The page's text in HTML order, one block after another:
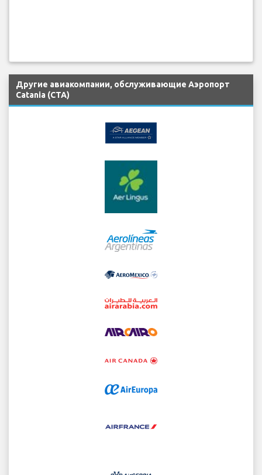
Другие авиакомпании, обслуживающие Аэропорт
Catania (CTA)